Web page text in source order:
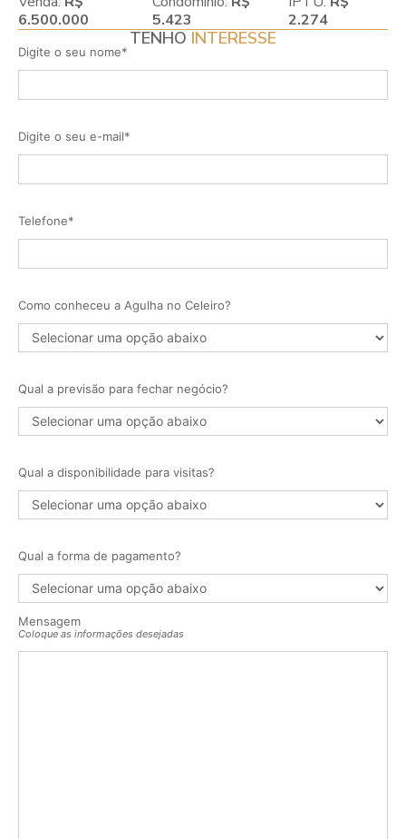
6.500.000
5.423
2.274
TENHO INTERESSE
Digite o seu nome*
Digite o seu e-mail*
Telefone*
Como conheceu a Agulha no Celeiro?
Qual a previsão para fechar negócio?
Qual a disponibilidade para visitas?
Qual a forma de pagamento?
Mensagem
Coloque as informações desejadas